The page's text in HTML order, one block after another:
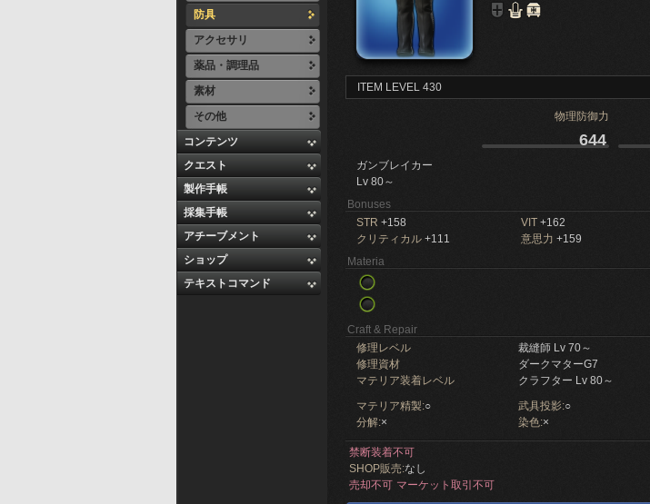
防具
アクセサリ
薬品・調理品
素材
その他
コンテンツ
クエスト
製作手帳
採集手帳
アチーブメント
ショップ
テキストコマンド
ITEM LEVEL 430
物理防御力
644
ガンブレイカー
Lv 80～
Bonuses
STR +158 VIT +162
クリティカル +111 意思力 +159
Materia
Craft & Repair
修理レベル
裁縫師 Lv 70～
修理資材
ダークマターG7
マテリア装着レベル
クラフター Lv 80～
マテリア精製:○ 武具投影:○
分解:× 染色:×
禁断装着不可
SHOP販売:なし
売却不可 マーケット取引不可